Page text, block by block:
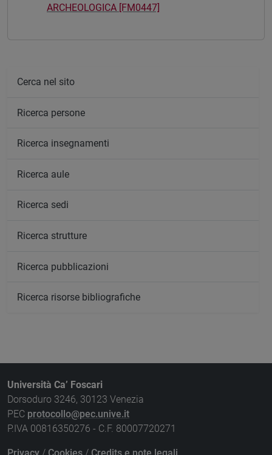
ARCHEOLOGICA [FM0447]
Cerca nel sito
Ricerca persone
Ricerca insegnamenti
Ricerca aule
Ricerca sedi
Ricerca strutture
Ricerca pubblicazioni
Ricerca risorse bibliografiche
Università Ca’ Foscari
Dorsoduro 3246, 30123 Venezia
PEC protocollo@pec.unive.it
P.IVA 00816350276 - C.F. 80007720271